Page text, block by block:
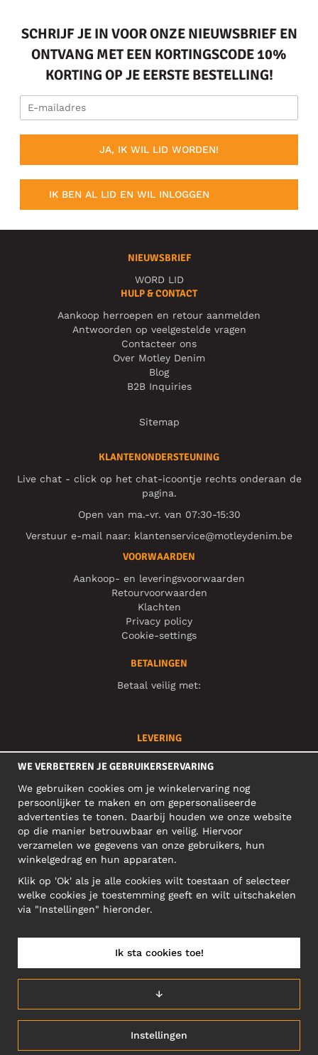
SCHRIJF JE IN VOOR ONZE NIEUWSBRIEF EN
ONTVANG MET EEN KORTINGSCODE 10%
KORTING OP JE EERSTE BESTELLING!
JA, IK WIL LID WORDEN!
IK BEN AL LID EN WIL INLOGGEN
NIEUWSBRIEF
WORD LID
HULP & CONTACT
Aankoop herroepen en retour aanmelden
Antwoorden op veelgestelde vragen
Contacteer ons
Over Motley Denim
Blog
B2B Inquiries
Sitemap
KLANTENONDERSTEUNING
Live chat - click op het chat-icoontje rechts onderaan de
pagina.
Open van ma.-vr. van 07:30-15:30
Verstuur e-mail naar: klantenservice@motleydenim.be
VOORWAARDEN
Aankoop- en leveringsvoorwaarden
Retourvoorwaarden
Klachten
Privacy policy
Cookie-settings
BETALINGEN
Betaal veilig met:
LEVERING
SOCIAL MEDIA
ZAKELIJK ADRES
Motley Denim Europe OÜ
Narva mnt 5, EE-10117 Tallinn
NB! Verstuur geen retoursrs naar dit adres!
BELGIUM/NEDERLANDS (BE)
WE VERBETEREN JE GEBRUIKERSERVARING
We gebruiken cookies om je winkelervaring nog
persoonlijker te maken en om gepersonaliseerde
advertenties te tonen. Daarbij houden we onze website
op die manier betrouwbaar en veilig. Hiervoor
verzamelen we gegevens van onze gebruikers, hun
winkelgedrag en hun apparaten.
Klik op 'Ok' als je alle cookies wilt toestaan of selecteer
welke cookies je toestemming geeft en wilt uitschakelen
via "Instellingen" hieronder.
Instellingen
↓
Ik sta cookies toe!